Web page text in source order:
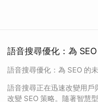
語音搜尋優化：為
語音搜尋優化：為 SEO 的
語音搜尋正在迅速改變用戶
改變 SEO 策略。隨著智慧